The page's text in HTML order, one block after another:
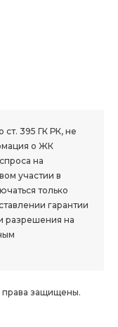
ст. 395 ГК РК, не
о ЖК
на
участии в
только
гарантии
разрешения на
права защищены.